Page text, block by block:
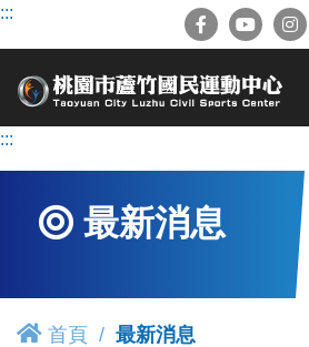
跳
容
:::
:::
最新消息
首頁 最新消息